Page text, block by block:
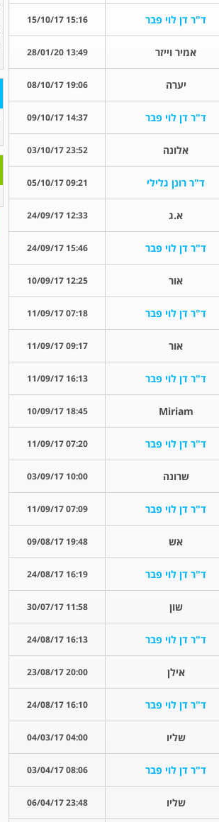
ד"ר דן לוי פבר 15:16 15/10/17
אמיר וייזר 13:49 28/01/20
יערה 19:06 08/10/17
ד"ר דן לוי פבר 14:37 09/10/17
אלונה 23:52 03/10/17
ד"ר רונן גלילי 09:21 05/10/17
א.ג 12:33 24/09/17
ד"ר דן לוי פבר 15:46 24/09/17
אור 12:25 10/09/17
ד"ר דן לוי פבר 07:18 11/09/17
אור 09:17 11/09/17
ד"ר דן לוי פבר 16:13 11/09/17
Miriam
18:45 10/09/17
ד"ר דן לוי פבר 07:20 11/09/17
שרונה 10:00 03/09/17
ד"ר דן לוי פבר 07:09 11/09/17
אש 19:48 09/08/17
ד"ר דן לוי פבר 16:19 24/08/17
שון 11:58 30/07/17
ד"ר דן לוי פבר 16:13 24/08/17
אילן 20:00 23/08/17
ד"ר דן לוי פבר 16:10 24/08/17
שליו 04:00 04/03/17
ד"ר דן לוי פבר 08:06 03/04/17
שליו 23:48 06/04/17